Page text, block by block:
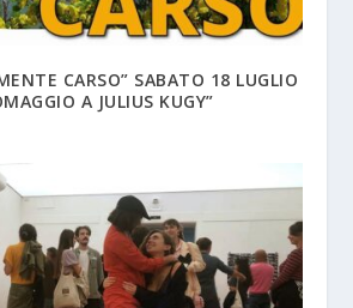
CARSO” SABATO 18 LUGLIO
A JULIUS KUGY”